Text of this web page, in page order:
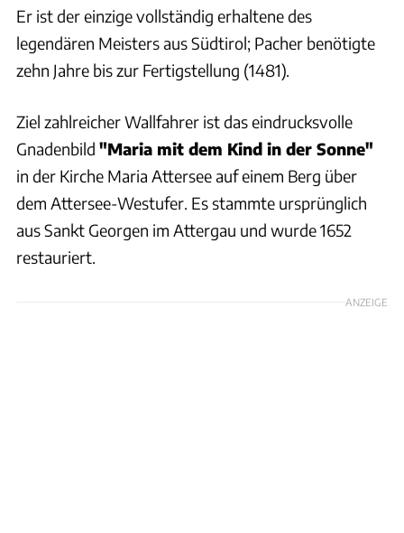
Er ist der einzige vollständig erhaltene des
legendären Meisters aus Südtirol; Pacher benötigte
zehn Jahre bis zur Fertigstellung (1481).
Ziel zahlreicher Wallfahrer ist das eindrucksvolle
Gnadenbild "Maria mit dem Kind in der Sonne"
in der Kirche Maria Attersee auf einem Berg über
dem Attersee-Westufer. Es stammte ursprünglich
aus Sankt Georgen im Attergau und wurde 1652
restauriert.
ANZEIGE